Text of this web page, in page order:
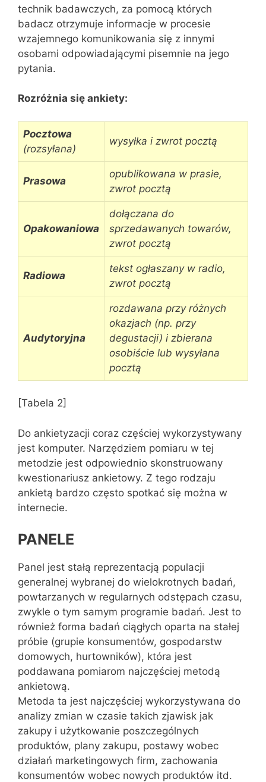
technik badawczych, za pomocą których
badacz otrzymuje informacje w procesie
wzajemnego komunikowania się z innymi
osobami odpowiadającymi pisemnie na jego
pytania.
Rozróżnia się ankiety:
Pocztowa
(rozsyłana)
wysyłka i zwrot pocztą
Prasowa
opublikowana w prasie,
zwrot pocztą
Opakowaniowa
dołączana do
sprzedawanych towarów,
zwrot pocztą
Radiowa
tekst ogłaszany w radio,
zwrot pocztą
Audytoryjna
rozdawana przy różnych
okazjach (np. przy
degustacji) i zbierana
osobiście lub wysyłana
pocztą
[Tabela 2]
Do ankietyzacji coraz częściej wykorzystywany
jest komputer. Narzędziem pomiaru w tej
metodzie jest odpowiednio skonstruowany
kwestionariusz ankietowy. Z tego rodzaju
ankietą bardzo często spotkać się można w
internecie.
PANELE
Panel jest stałą reprezentacją populacji
generalnej wybranej do wielokrotnych badań,
powtarzanych w regularnych odstępach czasu,
zwykle o tym samym programie badań. Jest to
również forma badań ciągłych oparta na stałej
próbie (grupie konsumentów, gospodarstw
domowych, hurtowników), która jest
poddawana pomiarom najczęściej metodą
ankietową.
Metoda ta jest najczęściej wykorzystywana do
analizy zmian w czasie takich zjawisk jak
zakupy i użytkowanie poszczególnych
produktów, plany zakupu, postawy wobec
działań marketingowych firm, zachowania
konsumentów wobec nowych produktów itd.